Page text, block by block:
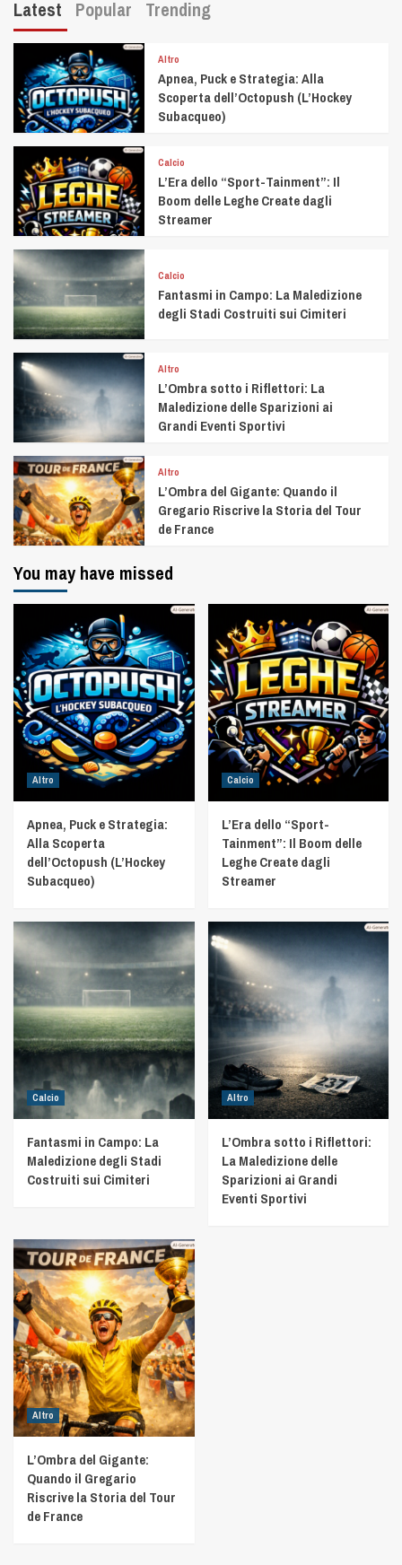
Latest Popular Trending
Altro
Apnea, Puck e Strategia: Alla
Scoperta dell’Octopush (L’Hockey
Subacqueo)
Calcio
L’Era dello “Sport-Tainment”: Il
Boom delle Leghe Create dagli
Streamer
Calcio
Fantasmi in Campo: La Maledizione
degli Stadi Costruiti sui Cimiteri
Altro
L’Ombra sotto i Riflettori: La
Maledizione delle Sparizioni ai
Grandi Eventi Sportivi
Altro
L’Ombra del Gigante: Quando il
Gregario Riscrive la Storia del Tour
de France
You may have missed
Altro
Apnea, Puck e Strategia:
Alla Scoperta
dell’Octopush (L’Hockey
Subacqueo)
Calcio
L’Era dello “Sport-
Tainment”: Il Boom delle
Leghe Create dagli
Streamer
Calcio
Fantasmi in Campo: La
Maledizione degli Stadi
Costruiti sui Cimiteri
Altro
L’Ombra sotto i Riflettori:
La Maledizione delle
Sparizioni ai Grandi
Eventi Sportivi
Altro
L’Ombra del Gigante:
Quando il Gregario
Riscrive la Storia del Tour
de France